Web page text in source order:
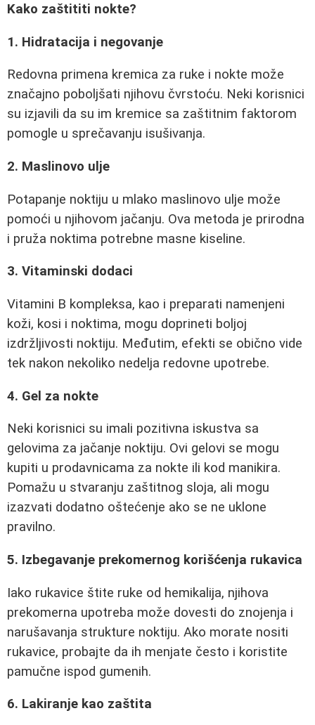
Kako zaštititi nokte?
1. Hidratacija i negovanje
Redovna primena kremica za ruke i nokte može
značajno poboljšati njihovu čvrstoću. Neki korisnici
su izjavili da su im kremice sa zaštitnim faktorom
pomogle u sprečavanju isušivanja.
2. Maslinovo ulje
Potapanje noktiju u mlako maslinovo ulje može
pomoći u njihovom jačanju. Ova metoda je prirodna
i pruža noktima potrebne masne kiseline.
3. Vitaminski dodaci
Vitamini B kompleksa, kao i preparati namenjeni
koži, kosi i noktima, mogu doprineti boljoj
izdržljivosti noktiju. Međutim, efekti se obično vide
tek nakon nekoliko nedelja redovne upotrebe.
4. Gel za nokte
Neki korisnici su imali pozitivna iskustva sa
gelovima za jačanje noktiju. Ovi gelovi se mogu
kupiti u prodavnicama za nokte ili kod manikira.
Pomažu u stvaranju zaštitnog sloja, ali mogu
izazvati dodatno oštećenje ako se ne uklone
pravilno.
5. Izbegavanje prekomernog korišćenja rukavica
Iako rukavice štite ruke od hemikalija, njihova
prekomerna upotreba može dovesti do znojenja i
narušavanja strukture noktiju. Ako morate nositi
rukavice, probajte da ih menjate često i koristite
pamučne ispod gumenih.
6. Lakiranje kao zaštita